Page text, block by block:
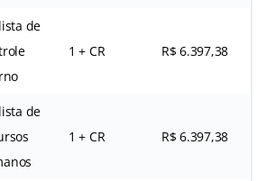
de
1 + CR R$ 6.397,38
de
1 + CR R$ 6.397,38